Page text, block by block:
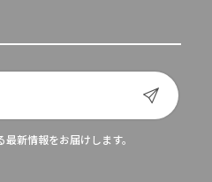
新情報をお届けします。